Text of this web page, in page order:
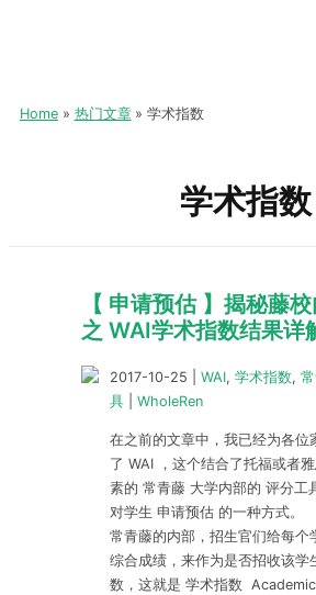
Home 热门文章 学术指数
学术指数
【 申请预估 】揭秘藤
之 WAI学术指数结果详
2017-10-25 WAI, 学术指数,
具
WholeRen
在之前的文章中，我已经为各位
了 WAI ，这个结合了托福或者
素的 常青藤 大学内部的 评分工
对学生 申请预估 的一种方式。
常青藤的内部，招生官们给每个
综合成绩，来作为是否招收该学
数，这就是 学术指数